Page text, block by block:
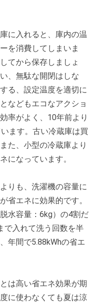
に入れると、庫内の温
を消費してしまいま
てから保存しましょ
、無駄な開閉はしな
る、設定温度を適切に
などもエコなアクショ
率がよく、10年前より
ます。古い冷蔵庫は買
た、小型の冷蔵庫より
になっています。
りも、洗濯機の容量に
省エネに効果的です。
水容量：6kg）の4割だ
で入れて洗う回数を半
年間で5.88kWhの省エ
は高い省エネ効果が期
に使わなくても夏は涼